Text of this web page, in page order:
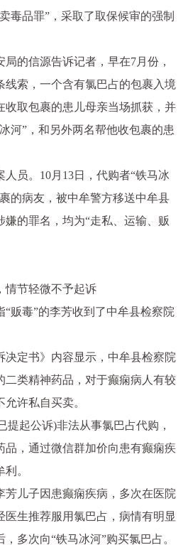
毒品罪”，采取了取保候审的强制
局的信源告诉记者，早在7月份，
线索，一个含有氯巴占的包裹入境
收取包裹的患儿母亲当场抓获，并
河”，和另外两名帮他收包裹的患
员。10月13日，代购者“铁马冰
的病友，被中牟警方移送中牟县
的罪名，均为“走私、运输、贩
，情节轻微不予起诉
“贩毒”的李芳收到了中牟县检察院
决定书》内容显示，中牟县检察院
二类精神药品，对于癫痫病人有较
许私自买卖。
提起公诉)非法从事氯巴占代购，
品，通过微信群加价向患有癫痫疾
。
芳儿子因患癫痫疾病，多次在医院
医生推荐服用氯巴占，病情有明显
多次向“铁马冰河”购买氯巴占。